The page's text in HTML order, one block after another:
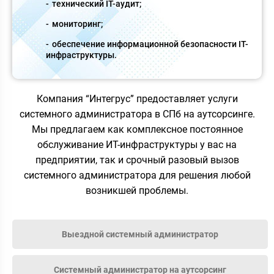
технический IT-аудит;
мониторинг;
обеспечение информационной безопасности IT-
инфраструктуры.
Компания “Интегрус” предоставляет услуги
системного администратора в СПб на аутсорсинге.
Мы предлагаем как комплексное постоянное
обслуживание ИТ-инфраструктуры у вас на
предприятии, так и срочный разовый вызов
системного администратора для решения любой
возникшей проблемы.
Выездной системный администратор
Системный администратор на аутсорсинг